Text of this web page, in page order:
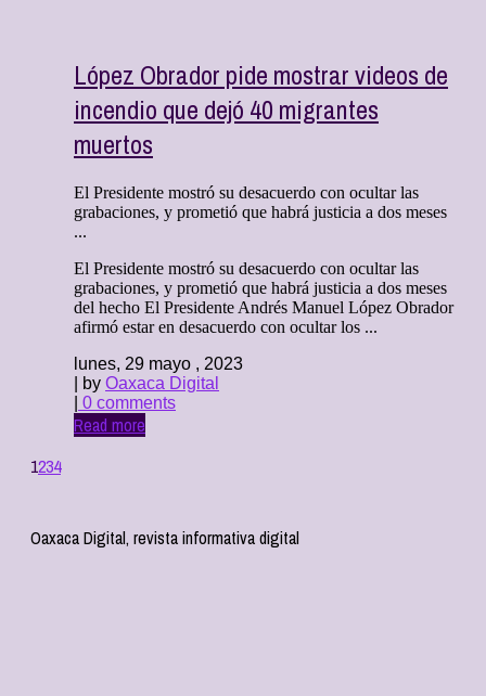
López Obrador pide mostrar videos de
incendio que dejó 40 migrantes
muertos
El Presidente mostró su desacuerdo con ocultar las
grabaciones, y prometió que habrá justicia a dos meses
...
El Presidente mostró su desacuerdo con ocultar las
grabaciones, y prometió que habrá justicia a dos meses
del hecho El Presidente Andrés Manuel López Obrador
afirmó estar en desacuerdo con ocultar los ...
lunes, 29 mayo , 2023
| by Oaxaca Digital
0 comments
Read more
1234
Oaxaca Digital, revista informativa digital